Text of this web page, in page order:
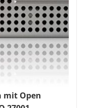
mit Open